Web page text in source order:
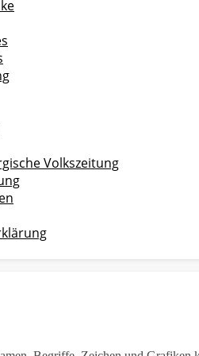
Volkszeitung